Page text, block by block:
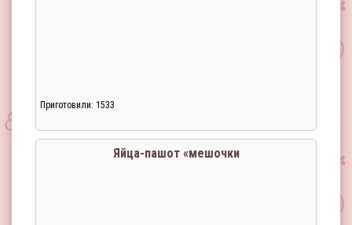
Приготовили: 1533
Яйца-пашот «мешочки